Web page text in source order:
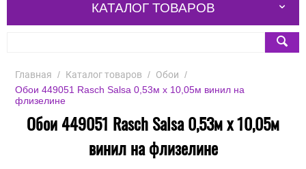
КАТАЛОГ ТОВАРОВ
Главная / Каталог товаров / Обои /
Обои 449051 Rasch Salsa 0,53м x 10,05м винил на
флизелине
Обои 449051 Rasch Salsa 0,53м x 10,05м
винил на флизелине